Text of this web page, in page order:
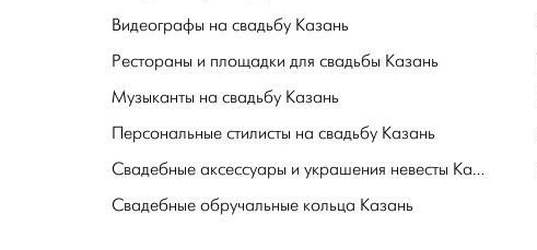
Видеографы на свадьбу Казань
Рестораны и площадки для свадьбы Казань
Музыканты на свадьбу Казань
Персональные стилисты на свадьбу Казань
Свадебные аксессуары и украшения невесты Казань
Свадебные обручальные кольца Казань